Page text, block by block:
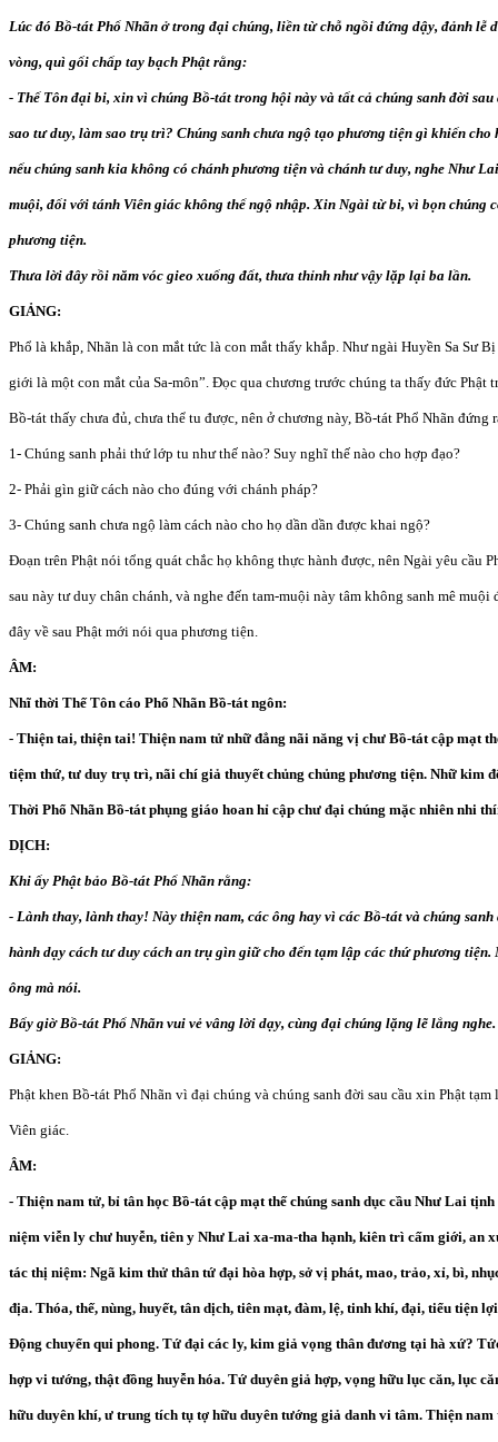
Lúc đó Bồ-tát Phổ Nhãn ở trong đại chúng, liền từ chỗ ngồi đứng dậy, đảnh lễ
vòng, quì gối chấp tay bạch Phật rằng:
- Thế Tôn đại bi, xin vì chúng Bồ-tát trong hội này và tất cả chúng sanh đời
sao tư duy, làm sao trụ trì? Chúng sanh chưa ngộ tạo phương tiện gì khiến
nếu chúng sanh kia không có chánh phương tiện và chánh tư duy, nghe Như
muội, đối với tánh Viên giác không thể ngộ nhập. Xin Ngài từ bi, vì bọn chúng
phương tiện.
Thưa lời đây rồi năm vóc gieo xuống đất, thưa thỉnh như vậy lặp lại ba lần.
GIẢNG:
Phổ là khắp, Nhãn là con mắt tức là con mắt thấy khắp. Như ngài Huyền Sa Sư
giới là một con mắt của Sa-môn”. Đọc qua chương trước chúng ta thấy đức Phật
Bồ-tát thấy chưa đủ, chưa thể tu được, nên ở chương này, Bồ-tát Phổ Nhãn
1- Chúng sanh phải thứ lớp tu như thế nào? Suy nghĩ thế nào cho hợp đạo?
2- Phải gìn giữ cách nào cho đúng với chánh pháp?
3- Chúng sanh chưa ngộ làm cách nào cho họ dần dần được khai ngộ?
Đoạn trên Phật nói tổng quát chắc họ không thực hành được, nên Ngài yêu cầu
sau này tư duy chân chánh, và nghe đến tam-muội này tâm không sanh mê muội
đây về sau Phật mới nói qua phương tiện.
ÂM:
Nhĩ thời Thế Tôn cáo Phổ Nhãn Bồ-tát ngôn:
- Thiện tai, thiện tai! Thiện nam tử nhữ đẳng nãi năng vị chư Bồ-tát cập mạt
tiệm thứ, tư duy trụ trì, nãi chí giả thuyết chủng chủng phương tiện. Nhữ kim
Thời Phổ Nhãn Bồ-tát phụng giáo hoan hỉ cập chư đại chúng mặc nhiên nhi
DỊCH:
Khi ấy Phật bảo Bồ-tát Phổ Nhãn rằng:
- Lành thay, lành thay! Này thiện nam, các ông hay vì các Bồ-tát và chúng
hành dạy cách tư duy cách an trụ gìn giữ cho đến tạm lập các thứ phương tiện.
ông mà nói.
Bấy giờ Bồ-tát Phổ Nhãn vui vẻ vâng lời dạy, cùng đại chúng lặng lẽ lắng nghe.
GIẢNG:
Phật khen Bồ-tát Phổ Nhãn vì đại chúng và chúng sanh đời sau cầu xin Phật
Viên giác.
ÂM:
- Thiện nam tử, bỉ tân học Bồ-tát cập mạt thế chúng sanh dục cầu Như Lai
niệm viễn ly chư huyễn, tiên y Như Lai xa-ma-tha hạnh, kiên trì cấm giới, an
tác thị niệm: Ngã kim thử thân tứ đại hòa hợp, sở vị phát, mao, trảo, xỉ, bì,
địa. Thóa, thế, nùng, huyết, tân dịch, tiên mạt, đàm, lệ, tinh khí, đại, tiểu tiện
Động chuyển qui phong. Tứ đại các ly, kim giả vọng thân đương tại hà xứ?
hợp vi tướng, thật đồng huyễn hóa. Tứ duyên giả hợp, vọng hữu lục căn, lục
hữu duyên khí, ư trung tích tụ tợ hữu duyên tướng giả danh vi tâm. Thiện